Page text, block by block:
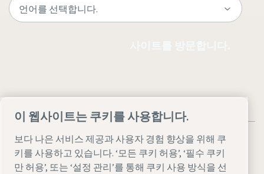
이 웹사이트는 쿠키를 사용합니다.
보다 나은 서비스 제공과 사용자 경험 향상을 위해 쿠
키를 사용하고 있습니다. ‘모든 쿠키 허용’, ‘필수 쿠키
만 허용’, 또는 ‘설정 관리’를 통해 쿠키 사용 방식을 선